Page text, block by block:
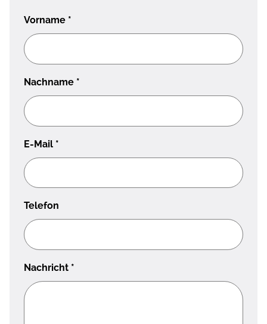
Vorname *
Nachname *
E-Mail *
Telefon
Nachricht *